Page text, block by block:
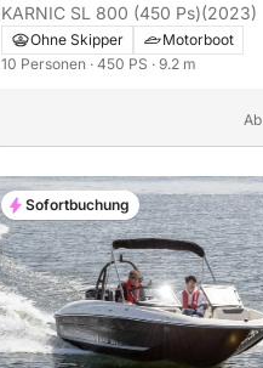
KARNIC SL 800 (450 Ps)(2023)
Ohne Skipper
Motorboot
10 Personen · 450 PS · 9.2 m
Ab
Sofortbuchung